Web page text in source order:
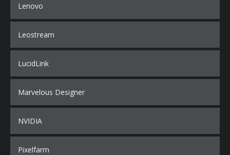
Lenovo
Leostream
LucidLink
Marvelous Designer
NVIDIA
Pixelfarm